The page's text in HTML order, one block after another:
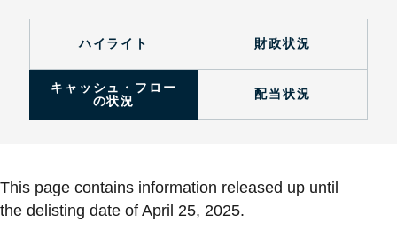
ハイライト 財政状況
キャッシュ・フロー
の状況
配当状況
This page contains information released up until
the delisting date of April 25, 2025.